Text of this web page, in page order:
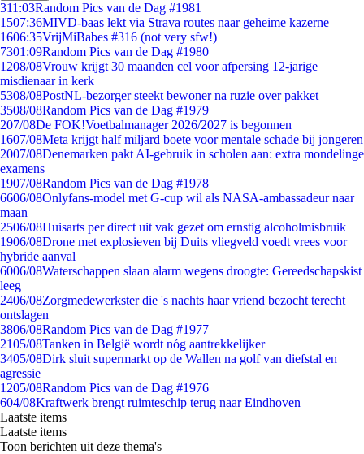
311:03Random Pics van de Dag #1981
1507:36MIVD-baas lekt via Strava routes naar geheime kazerne
1606:35VrijMiBabes #316 (not very sfw!)
7301:09Random Pics van de Dag #1980
1208/08Vrouw krijgt 30 maanden cel voor afpersing 12-jarige
misdienaar in kerk
5308/08PostNL-bezorger steekt bewoner na ruzie over pakket
3508/08Random Pics van de Dag #1979
207/08De FOK!Voetbalmanager 2026/2027 is begonnen
1607/08Meta krijgt half miljard boete voor mentale schade bij jongeren
2007/08Denemarken pakt AI-gebruik in scholen aan: extra mondelinge
examens
1907/08Random Pics van de Dag #1978
6606/08Onlyfans-model met G-cup wil als NASA-ambassadeur naar
maan
2506/08Huisarts per direct uit vak gezet om ernstig alcoholmisbruik
1906/08Drone met explosieven bij Duits vliegveld voedt vrees voor
hybride aanval
6006/08Waterschappen slaan alarm wegens droogte: Gereedschapskist
leeg
2406/08Zorgmedewerkster die 's nachts haar vriend bezocht terecht
ontslagen
3806/08Random Pics van de Dag #1977
2105/08Tanken in België wordt nóg aantrekkelijker
3405/08Dirk sluit supermarkt op de Wallen na golf van diefstal en
agressie
1205/08Random Pics van de Dag #1976
604/08Kraftwerk brengt ruimteschip terug naar Eindhoven
Laatste items
Laatste items
Toon berichten uit deze thema's